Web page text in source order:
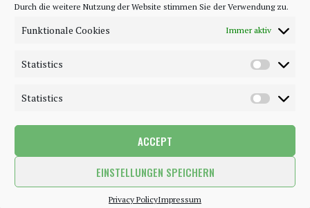
Durch die weitere Nutzung der Website stimmen Sie der Verwendung zu.
Funktionale Cookies Immer aktiv
Statistics
Statistics
ACCEPT
EINSTELLUNGEN SPEICHERN
Privacy PolicyImpressum
©2018 - 2020 - Be-Sparkling. All Rights Reserved.
BACK TO TOP